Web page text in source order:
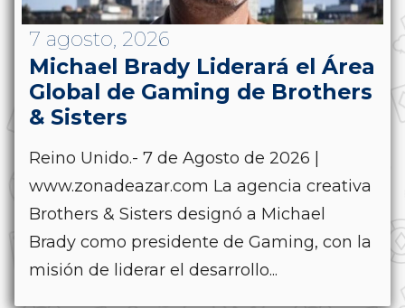
7 agosto, 2026
Michael Brady Liderará el Área
Global de Gaming de Brothers
& Sisters
Reino Unido.- 7 de Agosto de 2026 |
www.zonadeazar.com La agencia creativa
Brothers & Sisters designó a Michael
Brady como presidente de Gaming, con la
misión de liderar el desarrollo...